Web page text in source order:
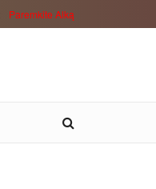
Paremkite Alką